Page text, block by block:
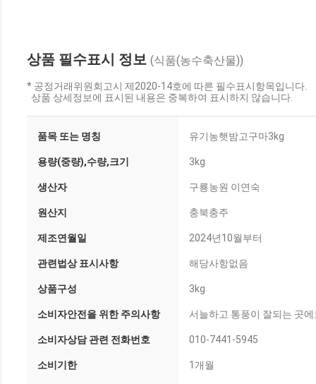
상품 필수표시 정보 (식품(농수축산물))
* 공정거래위원회고시 제2020-14호에 따른 필수표시항목입니다.
상품 상세정보에 표시된 내용은 중복하여 표시하지 않습니다.
품목 또는 명칭 유기농햇밤고구마3kg
용량(중량),수량,크기 3kg
생산자 구룡농원 이연숙
원산지 충북충주
제조연월일 2024년10월부터
관련법상 표시사항 해당사항없음
상품구성 3kg
소비자안전을 위한 주의사항 서늘하고 통풍이 잘되는 곳
소비자상담 관련 전화번호 010-7441-5945
소비기한 1개월